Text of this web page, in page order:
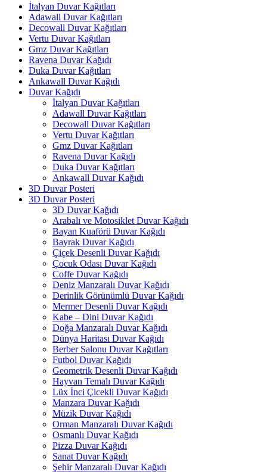
İtalyan Duvar Kağıtları
Adawall Duvar Kağıtları
Decowall Duvar Kağıtları
Vertu Duvar Kağıtları
Gmz Duvar Kağıtları
Ravena Duvar Kağıdı
Duka Duvar Kağıtları
Ankawall Duvar Kağıdı
Duvar Kağıdı
İtalyan Duvar Kağıtları
Adawall Duvar Kağıtları
Decowall Duvar Kağıtları
Vertu Duvar Kağıtları
Gmz Duvar Kağıtları
Ravena Duvar Kağıdı
Duka Duvar Kağıtları
Ankawall Duvar Kağıdı
3D Duvar Posteri
3D Duvar Posteri
3D Duvar Kağıdı
Arabalı ve Motosiklet Duvar Kağıdı
Bayan Kuaförü Duvar Kağıdı
Bayrak Duvar Kağıdı
Çiçek Desenli Duvar Kağıdı
Çocuk Odası Duvar Kağıdı
Coffe Duvar Kağıdı
Deniz Manzaralı Duvar Kağıdı
Derinlik Görünümlü Duvar Kağıdı
Mermer Desenli Duvar Kağıdı
Kabe – Dini Duvar Kağıdı
Doğa Manzaralı Duvar Kağıdı
Dünya Haritası Duvar Kağıdı
Berber Salonu Duvar Kağıtları
Futbol Duvar Kağıdı
Geometrik Desenli Duvar Kağıdı
Hayvan Temalı Duvar Kağıdı
Lüx İnci Çicekli Duvar Kağıdı
Manzara Duvar Kağıdı
Müzik Duvar Kağıdı
Orman Manzaralı Duvar Kağıdı
Osmanlı Duvar Kağıdı
Pizza Duvar Kağıdı
Sanat Duvar Kağıdı
Şehir Manzaralı Duvar Kağıdı